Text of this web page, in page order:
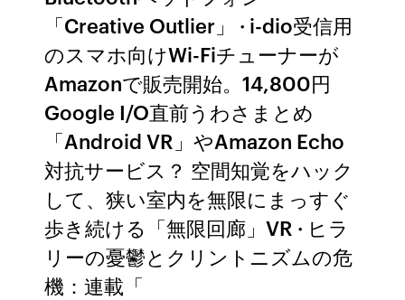
「Creative Outlier」 · i-dio受信用
のスマホ向けWi-Fiチューナーが
Amazonで販売開始。14,800円
Google I/O直前うわさまとめ
「Android VR」やAmazon Echo
対抗サービス？ 空間知覚をハック
して、狭い室内を無限にまっすぐ
歩き続ける「無限回廊」VR · ヒラ
リーの憂鬱とクリントニズムの危
機：連載「